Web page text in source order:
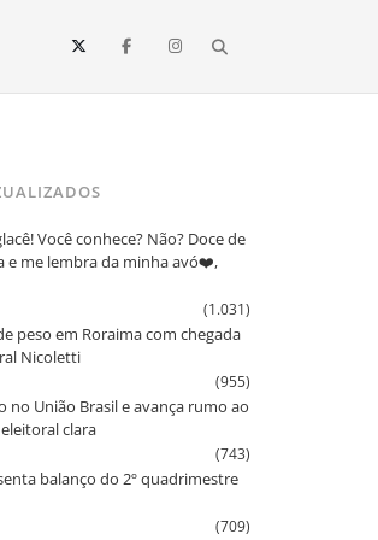
Fique sempre informado
Você conhece? Não? Doce de
e me lembra da minha avó❤️,
(1.031)
peso em Roraima com chegada
Nicoletti
(955)
no União Brasil e avança rumo ao
clara
(743)
balanço do 2º quadrimestre
(709)